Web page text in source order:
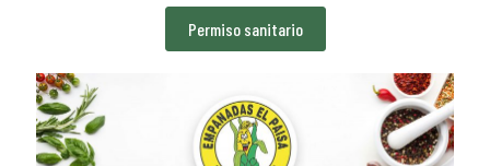
Permiso sanitario